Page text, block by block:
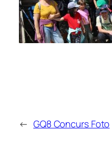
← GQ8 Concurs Foto